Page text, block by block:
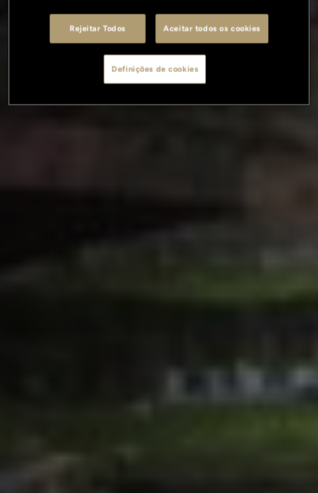
Rejeitar Todos Aceitar todos os cookies
Definições de cookies